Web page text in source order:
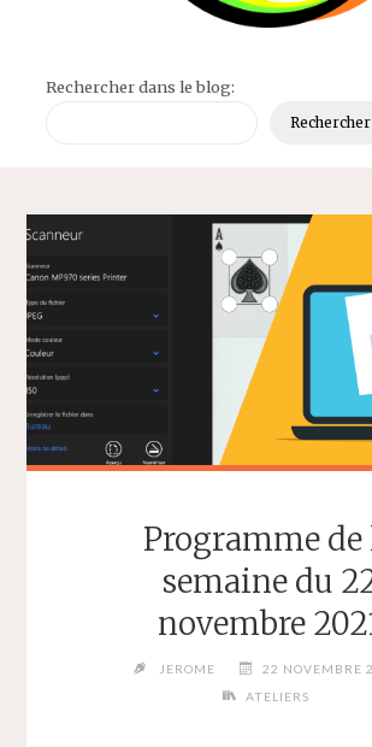
Rechercher dans le blog:
Rechercher
Programme de
semaine du
novembre
JEROME
22 NOVEMBRE
ATELIERS